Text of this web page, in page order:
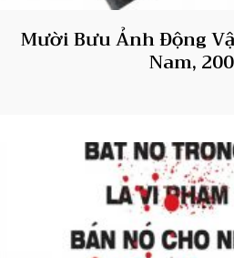
Mười Bưu Ảnh Động
Nam,